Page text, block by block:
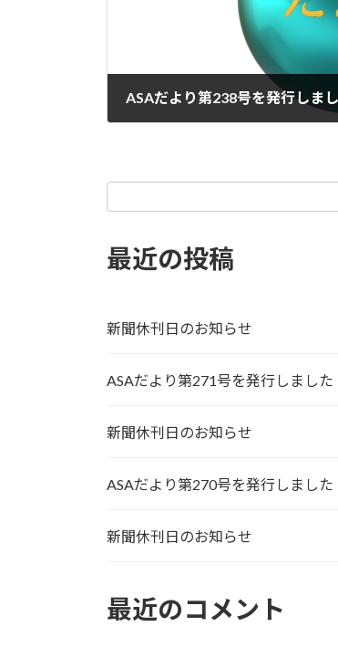
ASAだより第238号を発行しまし
最近の投稿
新聞休刊日のお知らせ
ASAだより第271号を発行しました
新聞休刊日のお知らせ
ASAだより第270号を発行しました
新聞休刊日のお知らせ
最近のコメント